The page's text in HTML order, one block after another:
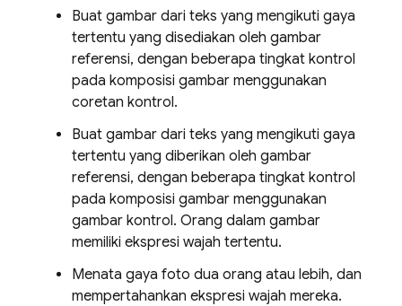
Buat gambar dari teks yang mengikuti gaya
tertentu yang disediakan oleh gambar
referensi, dengan beberapa tingkat kontrol
pada komposisi gambar menggunakan
coretan kontrol.
Buat gambar dari teks yang mengikuti gaya
tertentu yang diberikan oleh gambar
referensi, dengan beberapa tingkat kontrol
pada komposisi gambar menggunakan
gambar kontrol. Orang dalam gambar
memiliki ekspresi wajah tertentu.
Menata gaya foto dua orang atau lebih, dan
mempertahankan ekspresi wajah mereka.